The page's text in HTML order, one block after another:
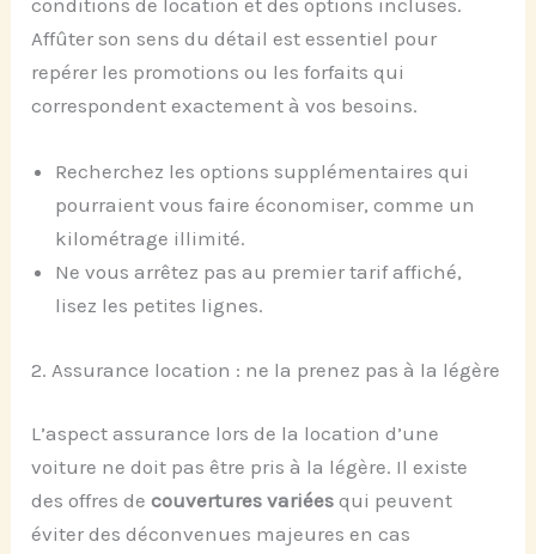
Affûter son sens du détail est essentiel pour
repérer les promotions ou les forfaits qui
correspondent exactement à vos besoins.
Recherchez les options supplémentaires qui
pourraient vous faire économiser, comme un
kilométrage illimité.
Ne vous arrêtez pas au premier tarif affiché,
lisez les petites lignes.
2. Assurance location : ne la prenez pas à la légère
L’aspect assurance lors de la location d’une
voiture ne doit pas être pris à la légère. Il existe
des offres decouvertures variées qui peuvent
éviter des déconvenues majeures en cas